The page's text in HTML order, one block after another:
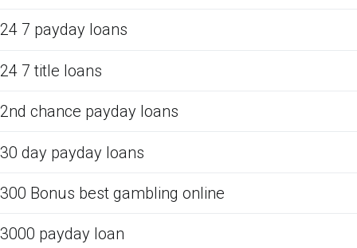
24 7 payday loans
24 7 title loans
2nd chance payday loans
30 day payday loans
300 Bonus best gambling online
3000 payday loan